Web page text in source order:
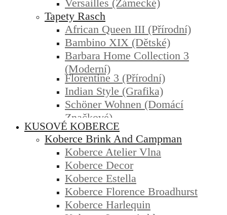
Versailles (zámecké)
Tapety Rasch
African Queen III (přírodní)
Bambino XIX (dětské)
Barbara Home Collection 3
(moderní)
Florentine 3 (přírodní)
Indian Style (grafika)
Schöner Wohnen (domácí
Značkové)
KUSOVÉ KOBERCE
Koberce Brink And Campman
Koberce Atelier Vlna
Koberce Decor
Koberce Estella
Koberce Florence Broadhurst
Koberce Harlequin